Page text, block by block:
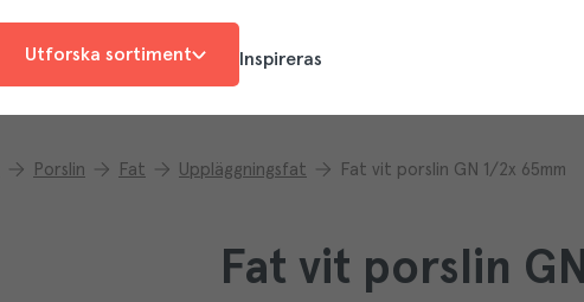
Utforska sortiment Inspireras
Porslin Fat Uppläggningsfat Fat vit porslin GN 1/2x 65mm
Fat vit porslin